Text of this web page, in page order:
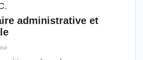
administrative et